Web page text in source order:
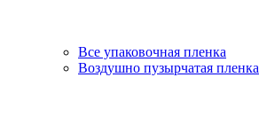
Все упаковочная пленка
Воздушно пузырчатая пленка